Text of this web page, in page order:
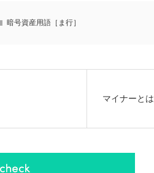
暗号資産用語［ま行］
マイナーとは